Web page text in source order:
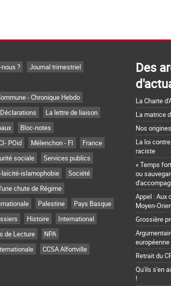
?
Journal trimestriel
- Chronique Hebdo
Déclarations
La lettre de liaison
Bloc-notes
POid
Mélenchon - FI
France
sociale
Services publics
laïcité-islamophobie
Société
chute de Régime
Palestine
Pays Basque
Histoire
International
de Lecture
NPA
CCSA Alfortville
Des
La Charte
La matrice
Nos
La loi
raciste
« Temps
ou
Appel : Aux
Moyen-
Grossière
Retrait du
Qu'ils s'en
!